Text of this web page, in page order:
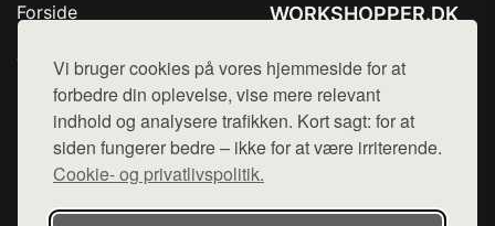
Vi bruger cookies på vores hjemmeside for at
forbedre din oplevelse, vise mere relevant
indhold og analysere trafikken. Kort sagt: for at
siden fungerer bedre – ikke for at være irriterende.
Cookie- og privatlivspolitik.
Forside
Top Rabatter
Kontakt
WORKSHOPPER.DK
Mail: hej@want.dk
Cookie- og privatlivspolitik